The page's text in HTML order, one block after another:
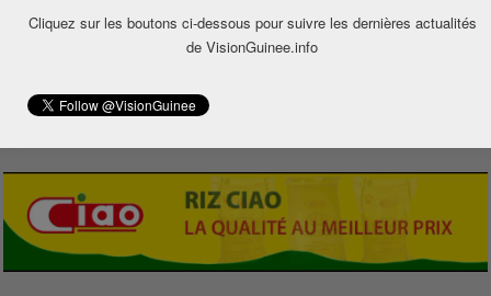
Share
Cliquez sur les boutons ci-dessous pour suivre les dernières actualités
de VisionGuinee.info